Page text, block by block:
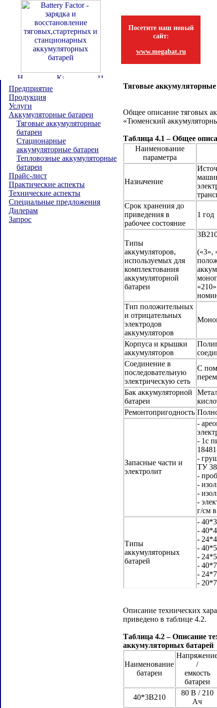
Посетите наш новый
сайт:
www.megabat.ru
Предприятие
Продукция
Услуги
Аккумуляторные батареи
Тяговые аккумуляторные
батареи
Стационарные
аккумуляторные батареи
Тепловозные аккумуляторные
батареи
Прайс-лист
Практические аспекты
Технические аспекты
Специальные предложения
Дилерам
Запрос
Тяговые аккумуляторные
Общее описание тяговых
«Тюменский
Таблица 4.1 – Общее
Наименование
параметра
Назначение
Срок хранения до
приведения в
рабочее состояние
1 год
Типы
аккумуляторов,
используемых для
комплектования
аккумуляторной
батареи
(«3»,
Тип положительных
и отрицательных
электродов
аккумуляторов
Корпуса и крышки
аккумуляторов
Соединение в
последовательную
электрическую сеть
С
Бак аккумуляторной
батареи
Ремонтопригодность
Запасные части и
электролит
-
- 1с
-
ТУ
-
-
-
-
г/см
Типы
аккумуляторных
батарей
-
-
-
-
-
-
-
-
Описание технических
приведено в таблице 4.2.
Таблица 4.2 – Описание
аккумуляторных батарей
Наименование
батареи
/
емкость
батареи
40*3В210
80 В / 210
Ач